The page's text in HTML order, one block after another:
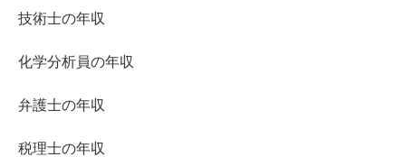
技術士の年収
化学分析員の年収
弁護士の年収
税理士の年収